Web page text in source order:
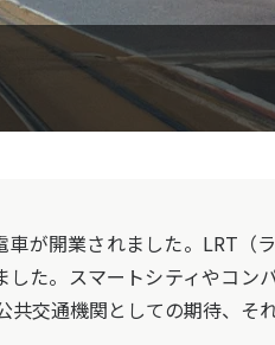
が開業されました。LRT（
た。スマートシティやコン
交通機関としての期待、そ